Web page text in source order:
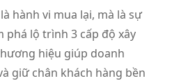
hành vi mua lại, mà là sự
phá lộ trình 3 cấp độ xây
hiệu giúp doanh
giữ chân khách hàng bền